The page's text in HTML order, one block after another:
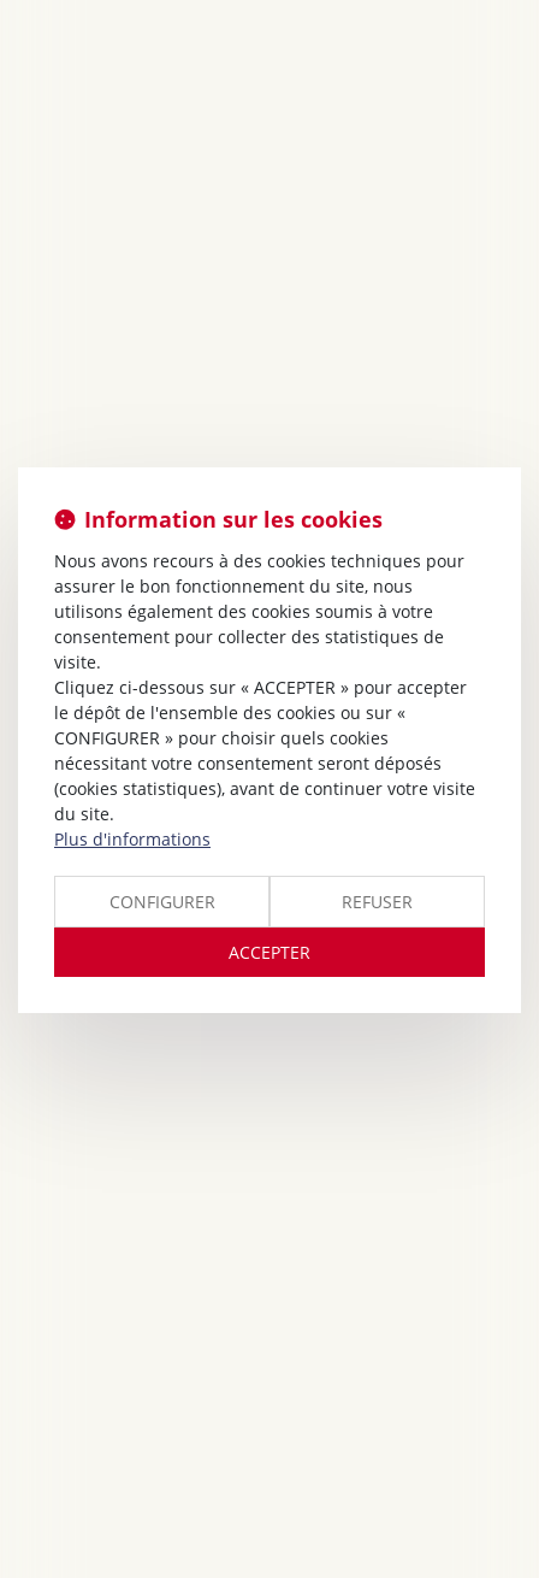
Information sur les cookies
Nous avons recours à des cookies techniques pour
assurer le bon fonctionnement du site, nous
utilisons également des cookies soumis à votre
consentement pour collecter des statistiques de
visite.
Cliquez ci-dessous sur « ACCEPTER » pour accepter
le dépôt de l'ensemble des cookies ou sur «
CONFIGURER » pour choisir quels cookies
nécessitant votre consentement seront déposés
(cookies statistiques), avant de continuer votre visite
du site.
Plus d'informations
CONFIGURER REFUSER
ACCEPTER